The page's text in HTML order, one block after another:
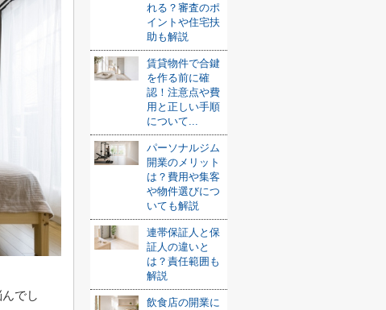
でし
れる？審査のポ
イントや住宅扶
助も解説
賃貸物件で合鍵
を作る前に確
認！注意点や費
用と正しい手順
について...
パーソナルジム
開業のメリット
は？費用や集客
や物件選びにつ
いても解説
連帯保証人と保
証人の違いと
は？責任範囲も
解説
飲食店の開業に